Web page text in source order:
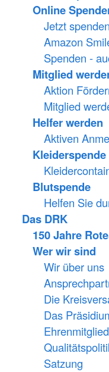
Online
Jetzt spenden
Amazon
Spenden -
Mitglied
Aktion
Mitglied
Helfer werden
Aktiven
Kleiderspende
Blutspende
Helfen Sie
Das DRK
150 Jahre
Wer wir sind
Wir über uns
Die
Das
Satzung